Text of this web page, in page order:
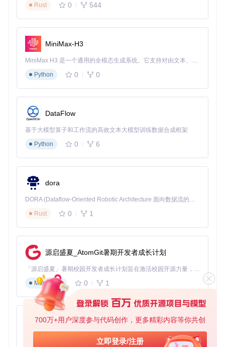
700万+用户深度参与代码创作，更多精彩内容等你共创
立即登录/注册
为确保在不同Windows版本上的稳定运行，Hotkey Detective
注意事项
：必须以管理员权限运行程序，否则监控引擎无法正
常工作，会导致检测结果不准确或完全失效。
三、四步排查法：从发现到解决的完整流程
准备工作
在开始排查热键冲突前，请完成以下准备步骤：
克隆项目代码：git clone https://gitcode.com/gh
_mirrors/ho/hotkey-detective
步骤一：启动热键监控
程序启动后会自动进入监控状态，主界面将显示"监控已激
活"状态提示。此时工具开始记录系统中所有热键活动，无需
额外配置。
步骤二：触发问题热键
在任意窗口中按下出现问题的热键组合（如"Ctrl+S"）。建议
连续按下2-3次，以确保工具能够准确捕获并分析相关系统消
息。
步骤三：分析检测报告
工具会立即显示热键分析结果，包括：
占用热键的进程名称和PID
程序完整路径和启动时间
热键注册时间和冲突严重程度
Rust
0 544
MiniMax-H3
MiniMax H3 是一个通用的全模态生成系统。它支持对由文本、图像、视频和音频组成的多模态上下文进行统一理解，并能生成分辨率高达 2K、时长可达 15 秒的带原生立体声音频的视频。得益于面向任务泛化的系统设计，H3 在预训练阶段就已具备广泛的多模态上下文理解与生成能力，能够出色地执行复杂的多模态指令。
Python
0 0
DataFlow
基于大模型算子和工作流的高效文本大模型训练数据合成框架
Python
0 6
dora
DORA (Dataflow-Oriented Robotic Architecture 面向数据流的机器人架构) 是为 AI 与具身智能机器人打造的高性能开发框架，以数据流范式重构开发逻辑，原生支持分布式部署与端边云协同 —— 无需复杂适配，即可实现一体端到端具身大小脑、VLA等模型部署，无缝衔接感知、推理、控制全链路，让 AI 能力与机器人动作深度融合。 依托 Rust 内核与零拷贝通信技术，它将具身大小脑、VLA等模型推理、多模态数据融合延迟压缩至微秒级，同时兼容 ROS2 生态与国产 AI 芯片，彻底降低具身智能机器人的开发门槛，让分布式部署下的 AI 赋能创新更高效、更灵活。
Rust
0 1
源启盛夏_AtomGit暑期开发者成长计划
「源启盛夏」暑期校园开发者成长计划旨在激活校园开源力量，通过积分激励、认证扶持、资源倾斜等形式，引导高校组织和开发者完成「入驻 — 建项目 — 做贡献 — 获认证 — 得资源」的完整闭环。无论你是想带领社团入驻平台的组织者，还是希望用代码贡献证明自己的开发者，都能在这里找到属于你的成长路径。
Markdown
0 1
py-xiaozhi
基于Python的Xiaozhi AI，适用于想要完整Xiaozhi体验而无需拥有专用硬件的用户。